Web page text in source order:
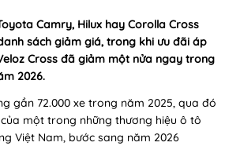
Camry, Hilux hay Corolla Cross
sách giảm giá, trong khi ưu đãi áp
Cross đã giảm một nửa ngay trong
2026.
gần 72.000 xe trong năm 2025, qua đó
một trong những thương hiệu ô tô
Việt Nam, bước sang năm 2026